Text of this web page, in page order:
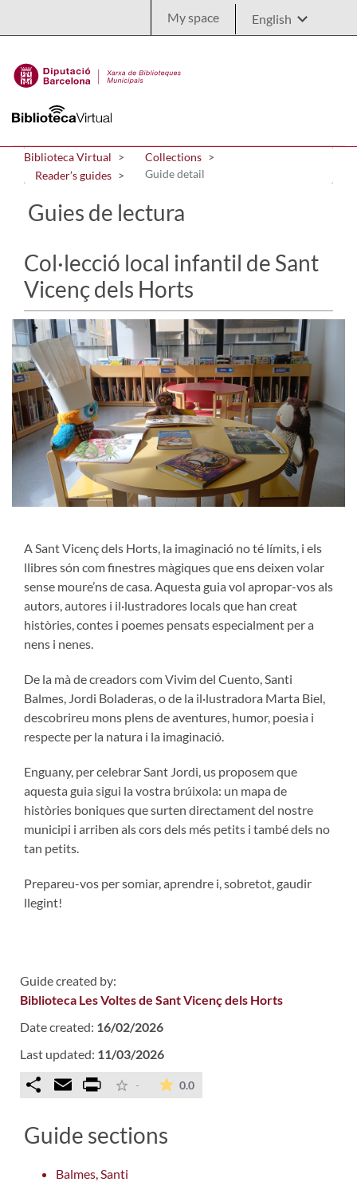
My space
Biblioteca Virtual
Collections
Reader’s guides
Guide detail
Guies de lectura
Col·lecció local infantil de Sant
Vicenç dels Horts
A Sant Vicenç dels Horts, la imaginació no té límits, i els
llibres són com finestres màgiques que ens deixen volar
sense moure’ns de casa. Aquesta guia vol apropar-vos als
autors, autores i il·lustradores locals que han creat
històries, contes i poemes pensats especialment per a
nens i nenes.
De la mà de creadors com Vivim del Cuento, Santi
Balmes, Jordi Boladeras, o de la il·lustradora Marta Biel,
descobrireu mons plens de aventures, humor, poesia i
respecte per la natura i la imaginació.
Enguany, per celebrar Sant Jordi, us proposem que
aquesta guia sigui la vostra brúixola: un mapa de
històries boniques que surten directament del nostre
municipi i arriben als cors dels més petits i també dels no
tan petits.
Prepareu-vos per somiar, aprendre i, sobretot, gaudir
llegint!
Guide created by:
Biblioteca Les Voltes de Sant Vicenç dels Horts
Date created: 16/02/2026
Last updated: 11/03/2026
Comparteix
Email Print - 0.0The average rating is 0 stars
Guide sections
Balmes, Santi